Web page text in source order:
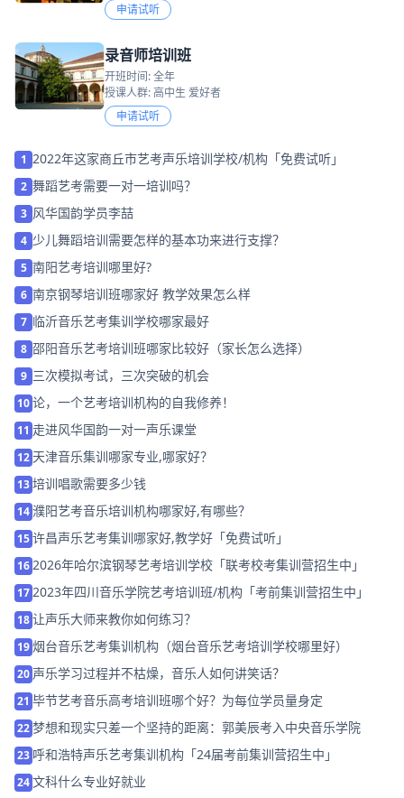
申请试听
录音师培训班
开班时间: 全年
授课人群: 高中生 爱好者
申请试听
1 2022年这家商丘市艺考声乐培训学校/机构「免费试听」
2 舞蹈艺考需要一对一培训吗？
3 风华国韵学员李喆
4 少儿舞蹈培训需要怎样的基本功来进行支撑？
5 南阳艺考培训哪里好?
6 南京钢琴培训班哪家好 教学效果怎么样
7 临沂音乐艺考集训学校哪家最好
8 邵阳音乐艺考培训班哪家比较好（家长怎么选择）
9 三次模拟考试，三次突破的机会
10论，一个艺考培训机构的自我修养！
11 走进风华国韵一对一声乐课堂
12 天津音乐集训哪家专业,哪家好？
13培训唱歌需要多少钱
14濮阳艺考音乐培训机构哪家好,有哪些？
15许昌声乐艺考集训哪家好,教学好「免费试听」
16 2026年哈尔滨钢琴艺考培训学校「联考校考集训营招生中」
17 2023年四川音乐学院艺考培训班/机构「考前集训营招生中」
18让声乐大师来教你如何练习？
19烟台音乐艺考集训机构（烟台音乐艺考培训学校哪里好）
20 声乐学习过程并不枯燥，音乐人如何讲笑话？
21 毕节艺考音乐高考培训班哪个好？为每位学员量身定
22梦想和现实只差一个坚持的距离：郭美辰考入中央音乐学院
23 呼和浩特声乐艺考集训机构「24届考前集训营招生中」
24文科什么专业好就业